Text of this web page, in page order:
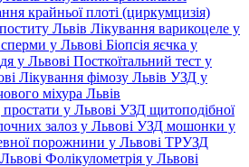
крайньої плоті (циркумцизія)
Львів Лікування варикоцеле у
у Львові Біопсія яєчка у
у Львові Посткоїтальний тест у
Лікування фімозу Львів УЗД у
міхура Львів
у Львові УЗД щитоподібної
залоз у Львові УЗД мошонки у
порожнини у Львові ТРУЗД
Фолікулометрія у Львові